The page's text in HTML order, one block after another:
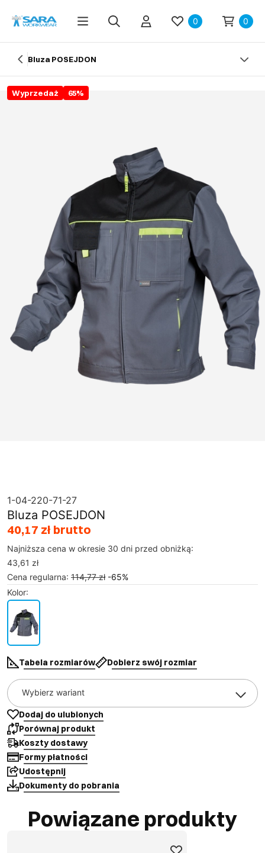
0 0
Bluza POSEJDON
Wyprzedaż 65%
1-04-220-71-27
Bluza POSEJDON
40,17 zł brutto
Najniższa cena w okresie 30 dni przed obniżką:
43,61 zł
Cena regularna: 114,77 zł -65%
Kolor:
Tabela rozmiarów Dobierz swój rozmiar
Wybierz wariant
Dodaj do ulubionych
Porównaj produkt
Koszty dostawy
Formy płatności
Udostępnij
Dokumenty do pobrania
Powiązane produkty